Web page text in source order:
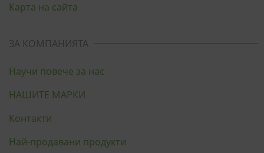
Карта на сайта
ЗА КОМПАНИЯТА
Научи повече за нас
НАШИТЕ МАРКИ
Контакти
Най-продавани продукти